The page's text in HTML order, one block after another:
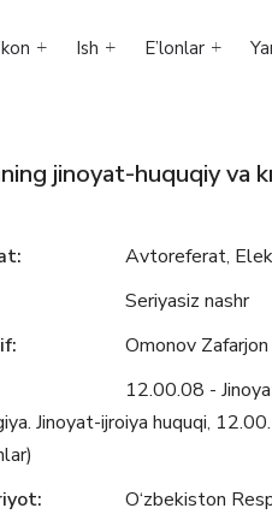
Ish E’lonlar
jinoyat-huquqiy va
Avtoreferat,
Seriyasiz nashr
Omonov
12.00.08 -
Jinoyat-ijroiya huquqi,
O‘zbekiston